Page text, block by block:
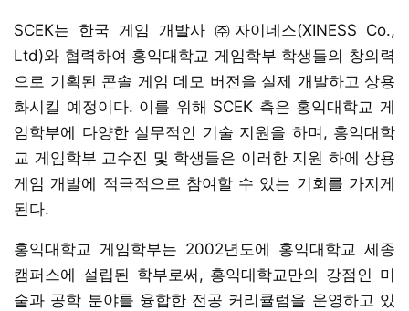
SCEK는 한국 게임 개발사 ㈜자이네스(XINESS Co.,
Ltd)와 협력하여 홍익대학교 게임학부 학생들의 창의력
으로 기획된 콘솔 게임 데모 버전을 실제 개발하고 상용
화시킬 예정이다. 이를 위해 SCEK 측은 홍익대학교 게
임학부에 다양한 실무적인 기술 지원을 하며, 홍익대학
교 게임학부 교수진 및 학생들은 이러한 지원 하에 상용
게임 개발에 적극적으로 참여할 수 있는 기회를 가지게
된다.
홍익대학교 게임학부는 2002년도에 홍익대학교 세종
캠퍼스에 설립된 학부로써, 홍익대학교만의 강점인 미
술과 공학 분야를 융합한 전공 커리큘럼을 운영하고 있